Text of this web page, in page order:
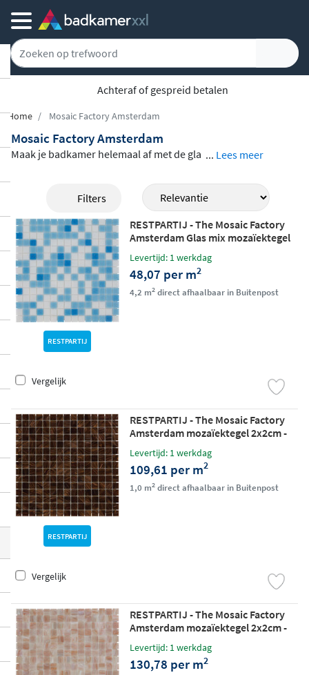
Achteraf of gespreid betalen
Home Mosaic Factory Amsterdam
Mosaic Factory Amsterdam
Maak je badkamer helemaal af met de gla
t de serie Amsterdam. De serie bestaat uit
tegels in bijna zeventig kleuren. De Amste
rdam-collectie heeft een Italiaanse look, d
oordat het is gemaakt van pastaglas met e
en klassieke, vierkante vorm. Bekijk de stij
lvolle tegels hieronder.
... Lees meer
Filters
RESTPARTIJ
RESTPARTIJ - The Mosaic Factory
Amsterdam Glas mix mozaïektegel
2x2cm - Light Blue matt
Levertijd: 1 werkdag
48,07 per m2
4,2 m2direct afhaalbaar in Buitenpost
Vergelijk
RESTPARTIJ
RESTPARTIJ - The Mosaic Factory
Amsterdam mozaïektegel 2x2cm -
Levertijd: 1 werkdag
109,61 per m2
1,0 m2direct afhaalbaar in Buitenpost
Vergelijk
RESTPARTIJ - The Mosaic Factory
Amsterdam mozaïektegel 2x2cm -
Rose glossy
Levertijd: 1 werkdag
130,78 per m2